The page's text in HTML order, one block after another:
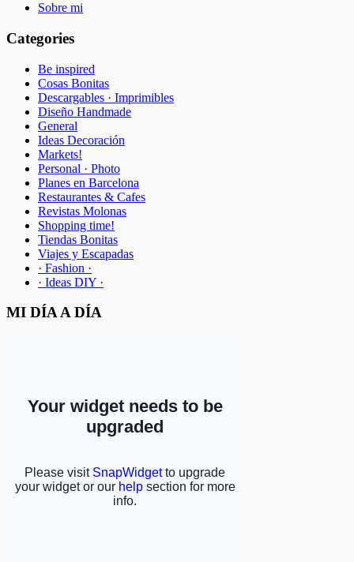
Sobre mi
Categories
Be inspired
Cosas Bonitas
Descargables · Imprimibles
Diseño Handmade
General
Ideas Decoración
Markets!
Personal · Photo
Planes en Barcelona
Restaurantes & Cafes
Revistas Molonas
Shopping time!
Tiendas Bonitas
Viajes y Escapadas
· Fashion ·
· Ideas DIY ·
MI DÍA A DÍA